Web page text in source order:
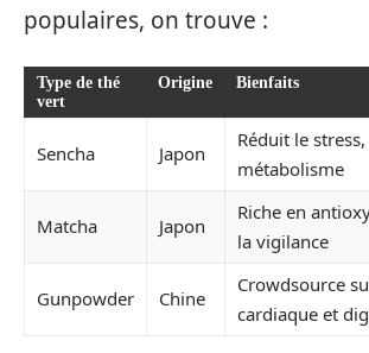
populaires, on trouve :
Type de thé
vert
Origine Bienfaits
Sencha Japon
Réduit le
métabolisme
Matcha Japon
Riche en
la vigilance
Gunpowder Chine
Crowdsource
cardiaque et